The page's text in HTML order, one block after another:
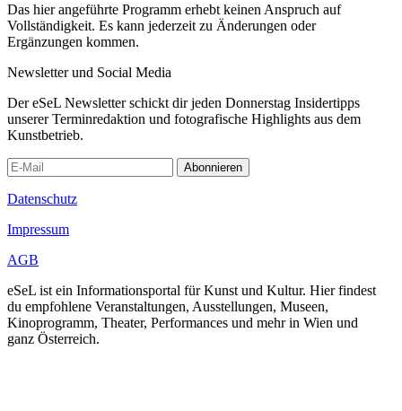
Das hier angeführte Programm erhebt keinen Anspruch auf
Vollständigkeit. Es kann jederzeit zu Änderungen oder
Ergänzungen kommen.
Newsletter und Social Media
Der eSeL Newsletter schickt dir jeden Donnerstag Insidertipps
unserer Terminredaktion und fotografische Highlights aus dem
Kunstbetrieb.
Abonnieren
Datenschutz
Impressum
AGB
eSeL ist ein Informationsportal für Kunst und Kultur. Hier findest
du empfohlene Veranstaltungen, Ausstellungen, Museen,
Kinoprogramm, Theater, Performances und mehr in Wien und
ganz Österreich.